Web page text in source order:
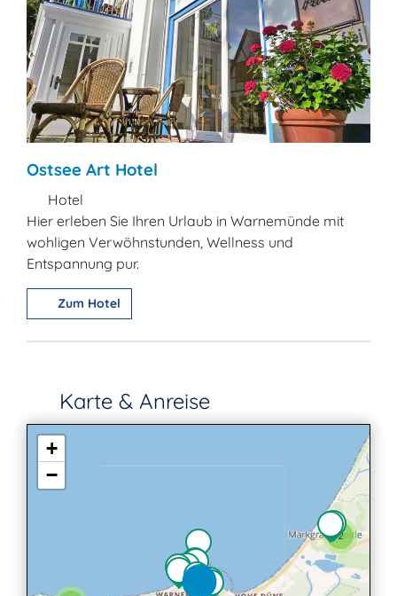
Ostsee Art Hotel
Hotel
Hier erleben Sie Ihren Urlaub in Warnemünde mit
wohligen Verwöhnstunden, Wellness und
Entspannung pur.
Zum Hotel
Karte & Anreise
2
+
−